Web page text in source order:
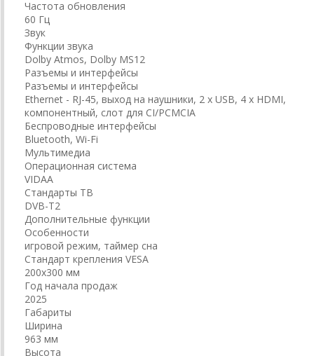
Частота обновления
60 Гц
Звук
Функции звука
Dolby Atmos, Dolby MS12
Разъемы и интерфейсы
Разъемы и интерфейсы
Ethernet - RJ-45, выход на наушники, 2 x USB, 4 x HDMI,
компонентный, слот для CI/PCMCIA
Беспроводные интерфейсы
Bluetooth, Wi-Fi
Мультимедиа
Операционная система
VIDAA
Стандарты ТВ
DVB-T2
Дополнительные функции
Особенности
игровой режим, таймер сна
Стандарт крепления VESA
200x300 мм
Год начала продаж
2025
Габариты
Ширина
963 мм
Высота